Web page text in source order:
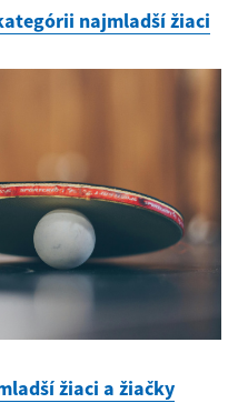
najmladší žiaci
žiaci a žiačky